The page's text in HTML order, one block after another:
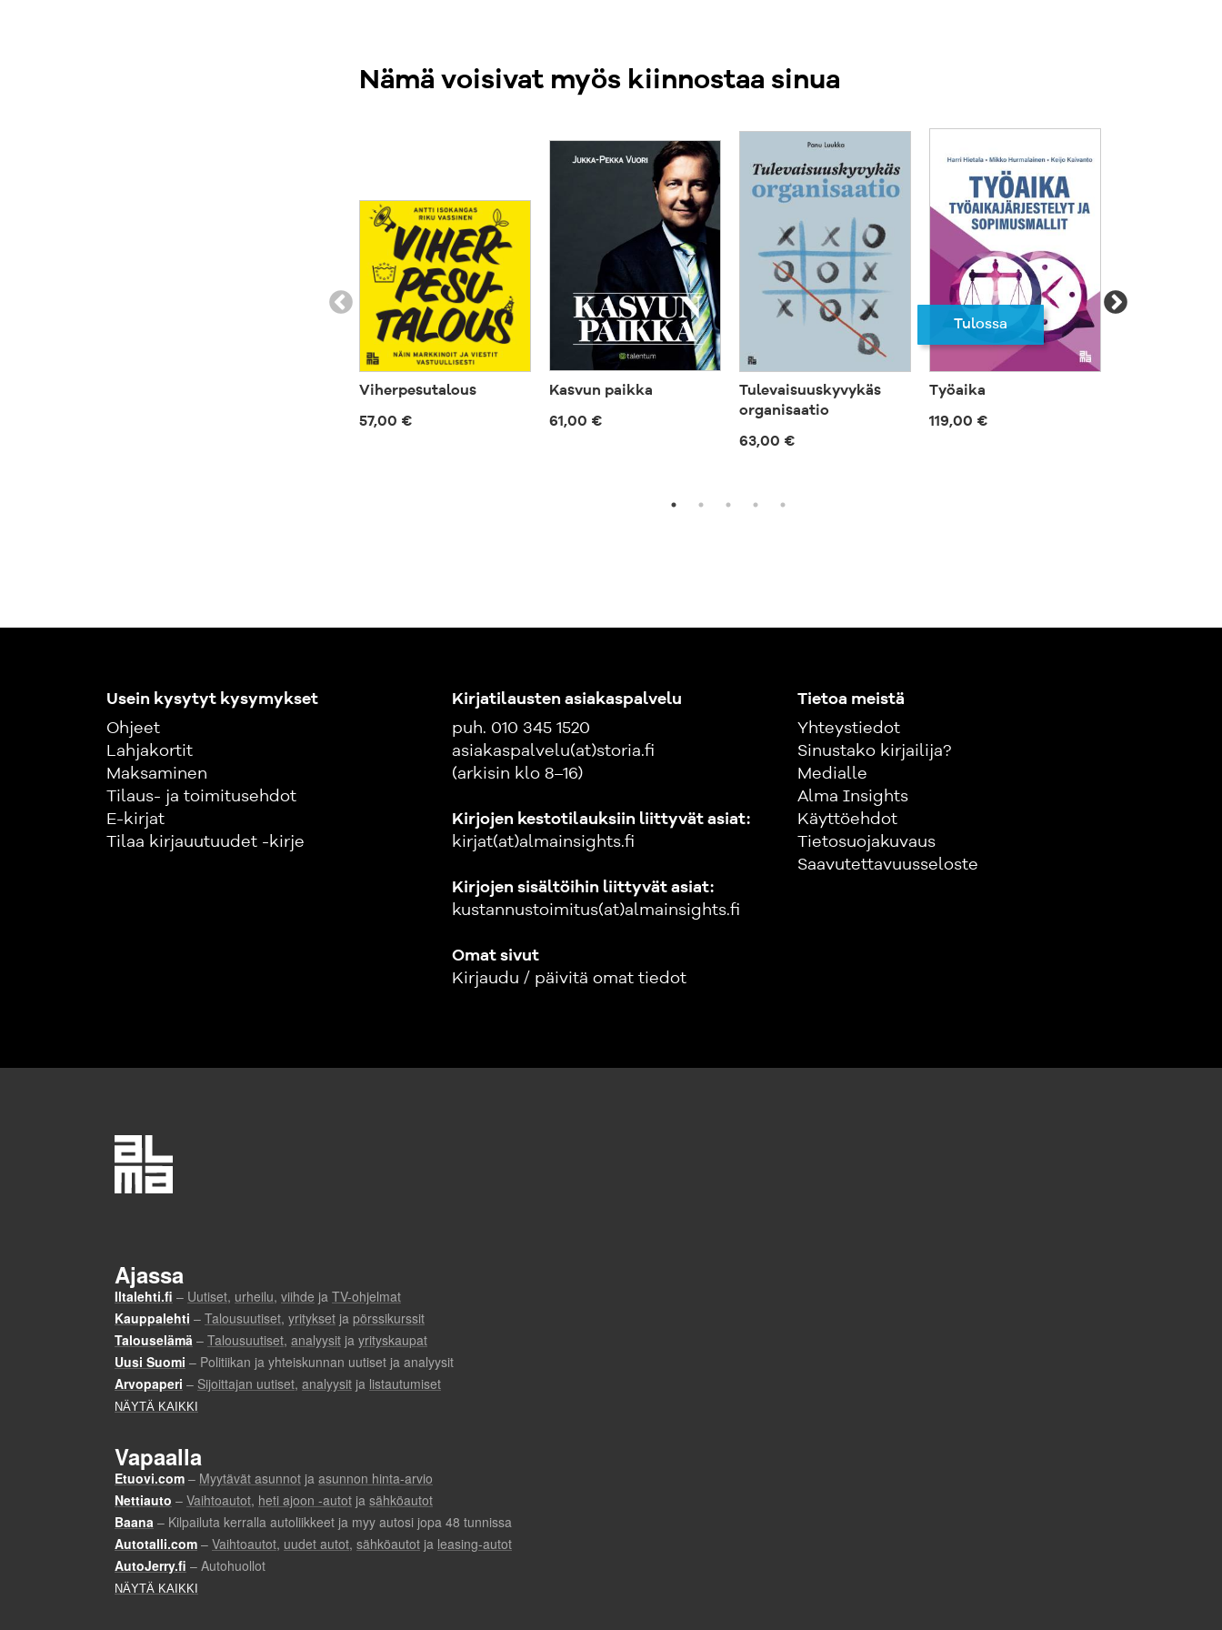
lisäksi on tärkeää, että organisaatiossa arvostetaan
ihmisiä ja samalla vaaditaan heiltä enemmän. Sen
kilpailukeinot tehokkaasti käyttöön.
Facebook: http://www.facebook.com/kasvunpaikka
Twitter: http://twitter.com/#!/Kasvunpaikka
Nämä voisivat myös kiinnostaa sinua
Viherpesutalous
57,00 €
Kasvun paikka
61,00 €
Tulevaisuuskyvykäs
organisaatio
63,00 €
Tulossa
Työaika
119,00 €
Usein kysytyt kysymykset
Ohjeet
Lahjakortit
Maksaminen
Tilaus- ja toimitusehdot
E-kirjat
Tilaa kirjauutuudet -kirje
Kirjatilausten asiakaspalvelu
puh. 010 345 1520
asiakaspalvelu(at)storia.fi
(arkisin klo 8–16)
Kirjojen kestotilauksiin liittyvät asiat:
kirjat(at)almainsights.fi
Kirjojen sisältöihin liittyvät asiat:
kustannustoimitus(at)almainsights.fi
Omat sivut
Kirjaudu / päivitä omat tiedot
Tietoa meistä
Yhteystiedot
Sinustako kirjailija?
Medialle
Alma Insights
Käyttöehdot
Tietosuojakuvaus
Saavutettavuusseloste